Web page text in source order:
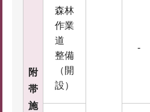
附
帯
施
森林
作業
道
整備
（開
設）
-